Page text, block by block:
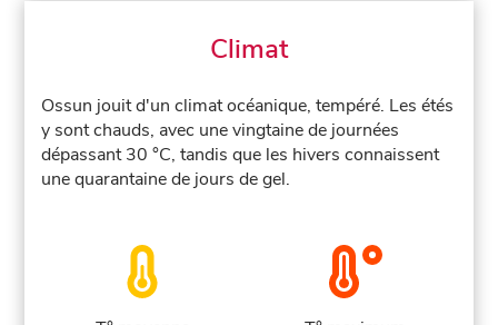
Climat
Ossun jouit d'un climat océanique, tempéré. Les étés
y sont chauds, avec une vingtaine de journées
dépassant 30 °C, tandis que les hivers connaissent
une quarantaine de jours de gel.